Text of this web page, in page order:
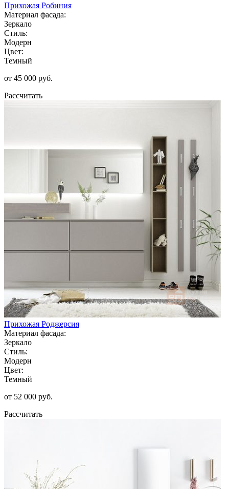
Прихожая Робиния
Материал фасада:
Зеркало
Стиль:
Модерн
Цвет:
Темный
от 45 000 руб.
Рассчитать
Прихожая Роджерсия
Материал фасада:
Зеркало
Стиль:
Модерн
Цвет:
Темный
от 52 000 руб.
Рассчитать